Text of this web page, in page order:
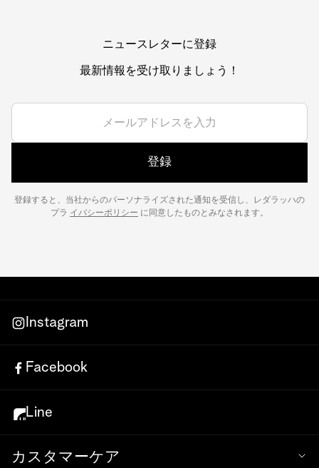
ニュースレターに登録
最新情報を受け取りましょう！
登録
登録すると、当社からのパーソナライズされた通知を受信し、レダラッハの
プラ イバシーポリシー に同意したものとみなされます。
Instagram
Facebook
Line
カスタマーケア